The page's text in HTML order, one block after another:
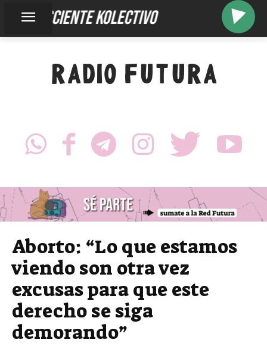
inconsciente kolectivo
RADIO FUTURA
Aborto: “Lo que estamos
viendo son otra vez
excusas para que este
derecho se siga
demorando”